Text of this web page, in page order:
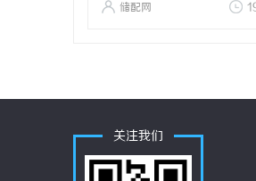
储配网
关注我们